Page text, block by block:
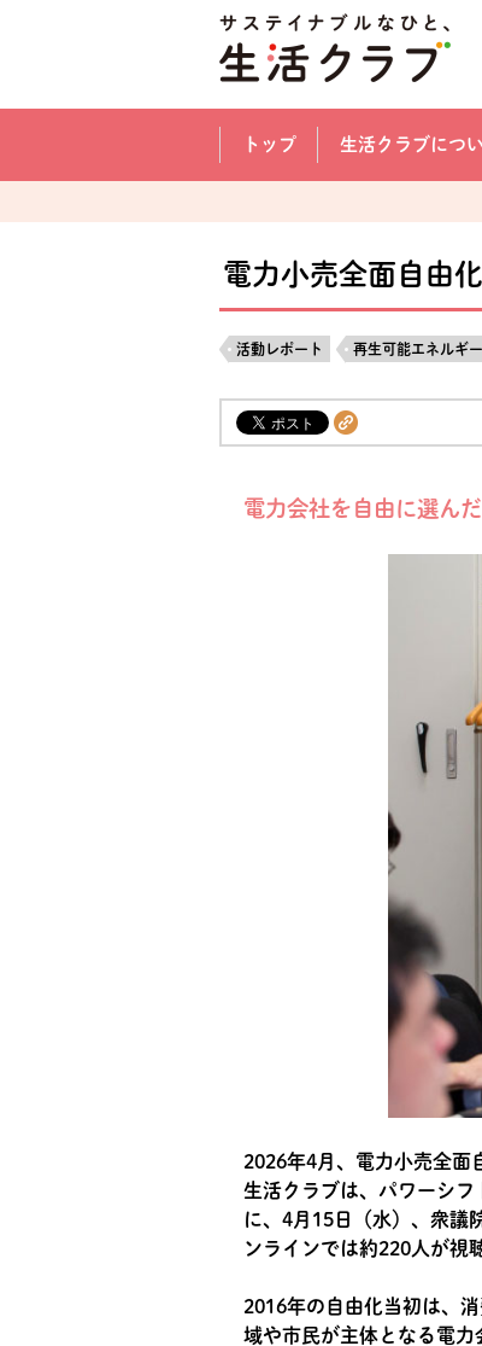
ここからサイト内共通メニューです。
サイト内共通メニューをスキップする
トップ 生活クラブにつ
電力小売全面自由
活動レポート 再生可能エネルギー
電力会社を自由に選ん
2026年4月、電力小売全面
生活クラブは、パワーシ
に、4月15日（水）、衆議
ンラインでは約220人が視
2016年の自由化当初は、
域や市民が主体となる電力